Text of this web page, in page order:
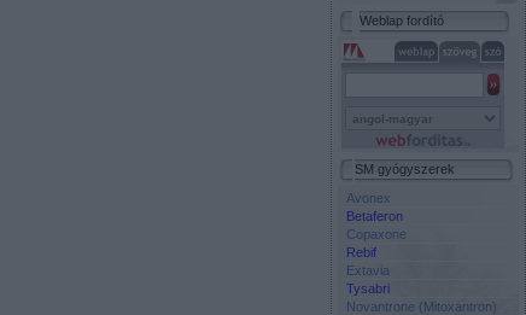
Weblap fordító
SM gyógyszerek
Avonex
Betaferon
Copaxone
Rebif
Extavia
Tysabri
Novantrone (Mitoxantron)